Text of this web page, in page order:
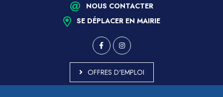
NOUS CONTACTER
SE DÉPLACER EN MAIRIE
OFFRES D'EMPLOI